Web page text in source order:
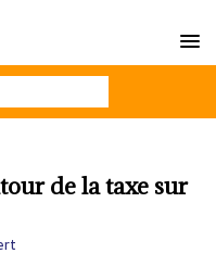
de la taxe sur